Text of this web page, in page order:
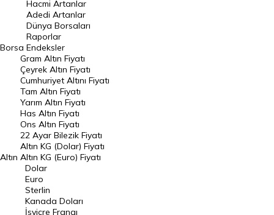
Hacmi Artanlar
Geçmiş Kapanışlar
Dünya Borsaları
Raporlar
Endeksler
DÖVİZ
Döviz Kuru
Dolar Kuru
Euro Kuru
Pound Kuru
Frank Kuru
Borsa
Hacmi Artanlar
Adedi Artanlar
Dünya Borsaları
Raporlar
Endeksler
Altın
Gram Altın Fiyatı
Çeyrek Altın Fiyatı
Cumhuriyet Altını Fiyatı
Tam Altın Fiyatı
Yarım Altın Fiyatı
Has Altın Fiyatı
Ons Altın Fiyatı
22 Ayar Bilezik Fiyatı
Altın KG (Dolar) Fiyatı
Altın KG (Euro) Fiyatı
Dolar
Euro
Sterlin
Kanada Doları
İsviçre Frangı